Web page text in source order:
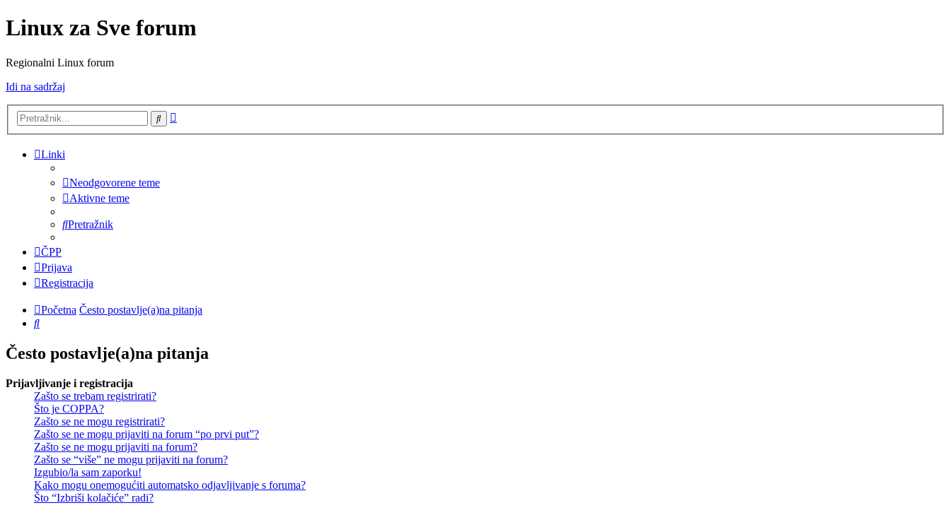
Linux za Sve forum
Regionalni Linux forum
Idi na sadržaj
Pretražnik
Linki
Neodgovorene teme
Aktivne teme
Pretražnik
ČPP
Prijava
Registracija
Početna Često postavlje(a)na pitanja
Pretražnik
Često postavlje(a)na pitanja
Prijavljivanje i registracija
Zašto se trebam registrirati?
Što je COPPA?
Zašto se ne mogu registrirati?
Zašto se ne mogu prijaviti na forum “po prvi put”?
Zašto se ne mogu prijaviti na forum?
Zašto se “više” ne mogu prijaviti na forum?
Izgubio/la sam zaporku!
Kako mogu onemogućiti automatsko odjavljivanje s foruma?
Što “Izbriši kolačiće” radi?